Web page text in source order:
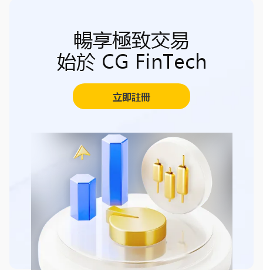
暢享極致交易
始於 CG FinTech
立即註冊